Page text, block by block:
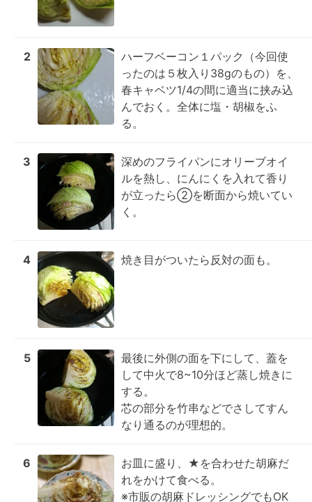
2
ハーフベーコン１パック（今回使
ったのは５枚入り38gのもの）を、
春キャベツ1/4の間に適当に挟み込
んでおく。全体に塩・胡椒をふ
る。
3
深めのフライパンにオリーブオイ
ルを熱し、にんにくを入れて香り
が立ったら②を断面から焼いてい
く。
4 焼き目がついたら反対の面も。
5
最後に外側の面を下にして、蓋を
して中火で8~10分ほど蒸し焼きに
する。
芯の部分を竹串などでさしてすん
なり通るのが理想的。
6
お皿に盛り、★を合わせた胡麻だ
れをかけて食べる。
※市販の胡麻ドレッシングでもOK